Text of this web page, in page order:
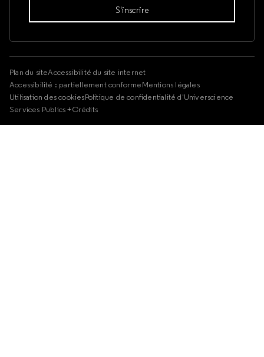
Plan du siteAccessibilité du site internet
Accessibilité : partiellement conformeMentions légales
Utilisation des cookiesPolitique de confidentialité d'Universcience
Services Publics +Crédits